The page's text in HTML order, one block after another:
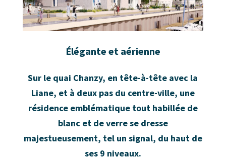
Élégante et aérienne
Sur le quai Chanzy, en tête-à-tête avec la
Liane, et à deux pas du centre-ville, une
résidence emblématique tout habillée de
blanc et de verre se dresse
majestueusement, tel un signal, du haut de
ses 9 niveaux.